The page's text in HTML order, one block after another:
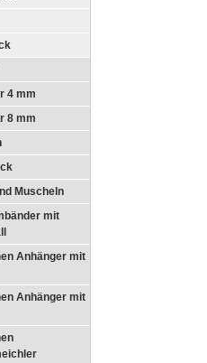
4 mm
8 mm
Muscheln
mit
Anhänger mit
Anhänger mit